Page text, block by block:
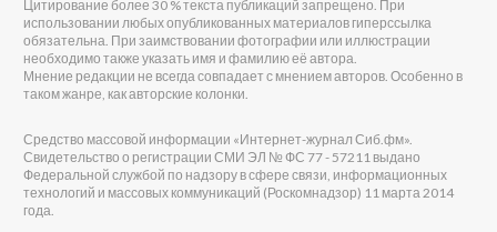
Цитирование более 30 % текста публикаций запрещено. При
использовании любых опубликованных материалов гиперссылка
обязательна. При заимствовании фотографии или иллюстрации
необходимо также указать имя и фамилию её автора.
Мнение редакции не всегда совпадает с мнением авторов. Особенно в
таком жанре, как авторские колонки.
Средство массовой информации «Интернет-журнал Сиб.фм».
Свидетельство о регистрации СМИ ЭЛ № ФС 77 - 57211 выдано
Федеральной службой по надзору в сфере связи, информационных
технологий и массовых коммуникаций (Роскомнадзор) 11 марта 2014
года.